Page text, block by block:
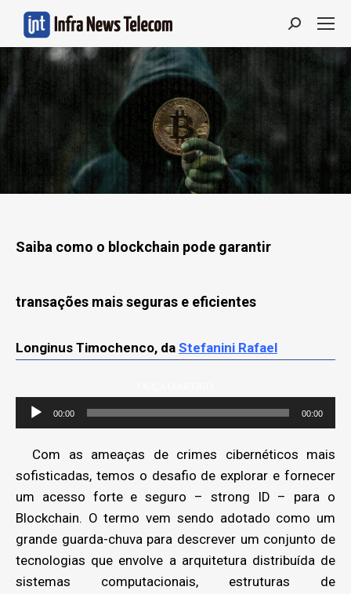
Search:
Saiba como o blockchain pode garantir
transações mais seguras e eficientes
Longinus Timochenco, da Stefanini Rafael
Tocador
de
áudio
00:00 00:00
Com as ameaças de crimes cibernéticos mais
sofisticadas, temos o desafio de explorar e fornecer
um acesso forte e seguro – strong ID – para o
Blockchain. O termo vem sendo adotado como um
grande guarda-chuva para descrever um conjunto de
tecnologias que envolve a arquitetura distribuída de
sistemas computacionais, estruturas de